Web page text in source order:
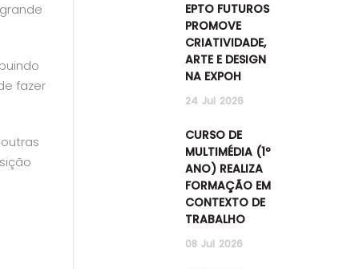
fazer
EPTO FUTUROS
PROMOVE
CRIATIVIDADE,
ARTE E DESIGN
NA EXPOH
24 Jul 2026
CURSO DE
MULTIMÉDIA (1º
ANO) REALIZA
FORMAÇÃO EM
CONTEXTO DE
TRABALHO
08 Jul 2026